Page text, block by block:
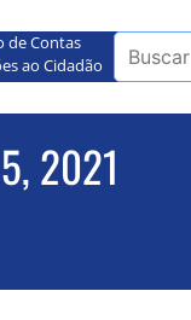
de Contas
ao Cidadão
2021